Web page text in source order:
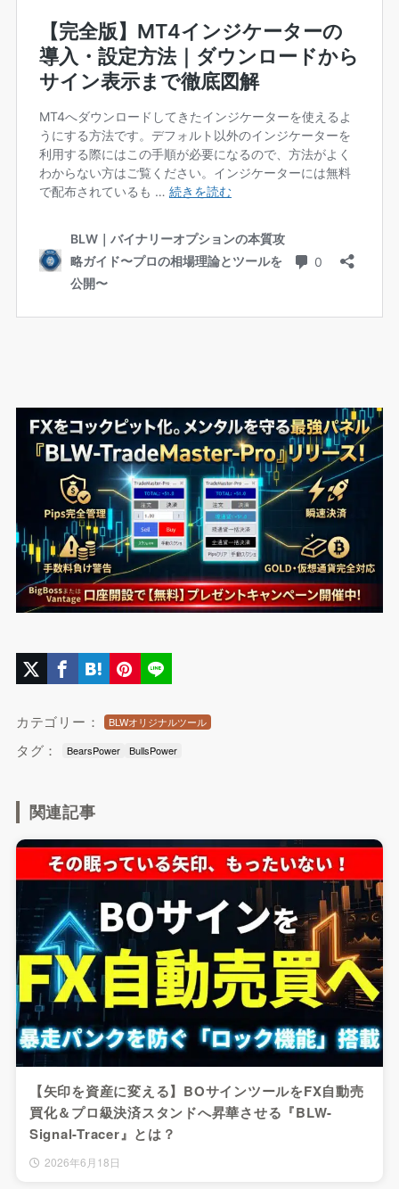
カテゴリー： BLWオリジナルツール
タグ： BearsPower BullsPower
関連記事
【矢印を資産に変える】BOサインツールをFX自動売
買化＆プロ級決済スタンドへ昇華させる『BLW-
Signal-Tracer』とは？
2026年6月18日